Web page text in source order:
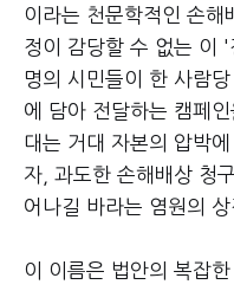
이라는 천문학적인 손해
정이 감당할 수 없는 이
명의 시민들이 한 사람
에 담아 전달하는 캠페
대는 거대 자본의 압박
자, 과도한 손해배상 청
어나길 바라는 염원의 상
이 이름은 법안의 복잡